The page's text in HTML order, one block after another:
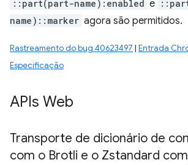
::part(part-name):enabled e
name)::marker agora são permitidos.
Rastreamento do bug 40623497 | Entrada
Especificação
APIs Web
Transporte de dicionário de
com o Brotli e o Zstandard